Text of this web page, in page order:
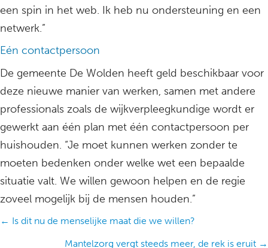
een spin in het web. Ik heb nu ondersteuning en een
netwerk.”
Eén contactpersoon
De gemeente De Wolden heeft geld beschikbaar voor
deze nieuwe manier van werken, samen met andere
professionals zoals de wijkverpleegkundige wordt er
gewerkt aan één plan met één contactpersoon per
huishouden. “Je moet kunnen werken zonder te
moeten bedenken onder welke wet een bepaalde
situatie valt. We willen gewoon helpen en de regie
zoveel mogelijk bij de mensen houden.”
Posts
navigation
← Is dit nu de menselijke maat die we willen?
Mantelzorg vergt steeds meer, de rek is eruit →